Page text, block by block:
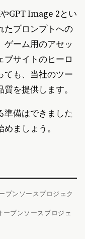
GPT Image 2とい
たプロンプトへの
ーム用のアセッ
ブサイトのヒーロ
ても、当社のツー
を提供します。
準備はできました
ましょう。
プンソースプロジェク
プンソースプロジェ